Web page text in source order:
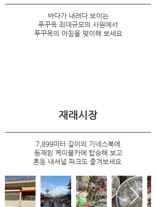
바다가 내려다 보이는
푸꾸옥 최대규모의 사원에서
푸꾸옥의 아침을 맞이해 보세요
재래시장
7,899미터 길이의 기네스북에
등재된 케이블카에 탑승해 보고
혼똠 내셔널 파크도 즐겨보세요.